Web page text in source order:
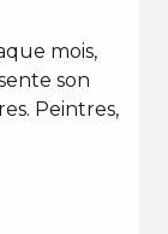
mois,
son
Peintres,